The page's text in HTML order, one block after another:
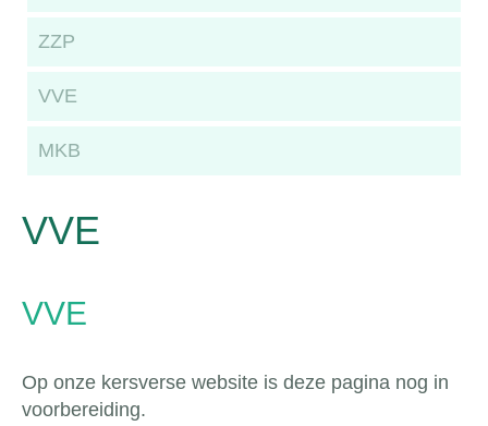
ZZP
VVE
MKB
VVE
VVE
Op onze kersverse website is deze pagina nog in
voorbereiding.